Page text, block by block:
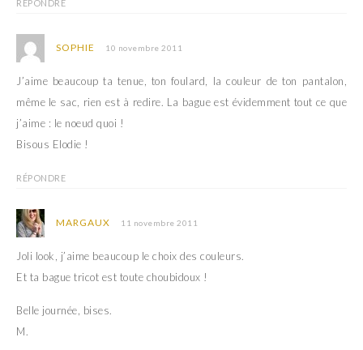
RÉPONDRE
SOPHIE 10 novembre 2011
J’aime beaucoup ta tenue, ton foulard, la couleur de ton pantalon,
même le sac, rien est à redire. La bague est évidemment tout ce que
j’aime : le noeud quoi !
Bisous Elodie !
RÉPONDRE
MARGAUX 11 novembre 2011
Joli look, j’aime beaucoup le choix des couleurs.
Et ta bague tricot est toute choubidoux !
Belle journée, bises.
M.